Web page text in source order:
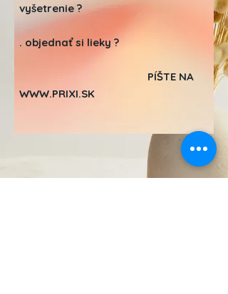
vyšetrenie ?
. objednať si lieky ?
PÍŠTE NA
WWW.PRIXI.SK